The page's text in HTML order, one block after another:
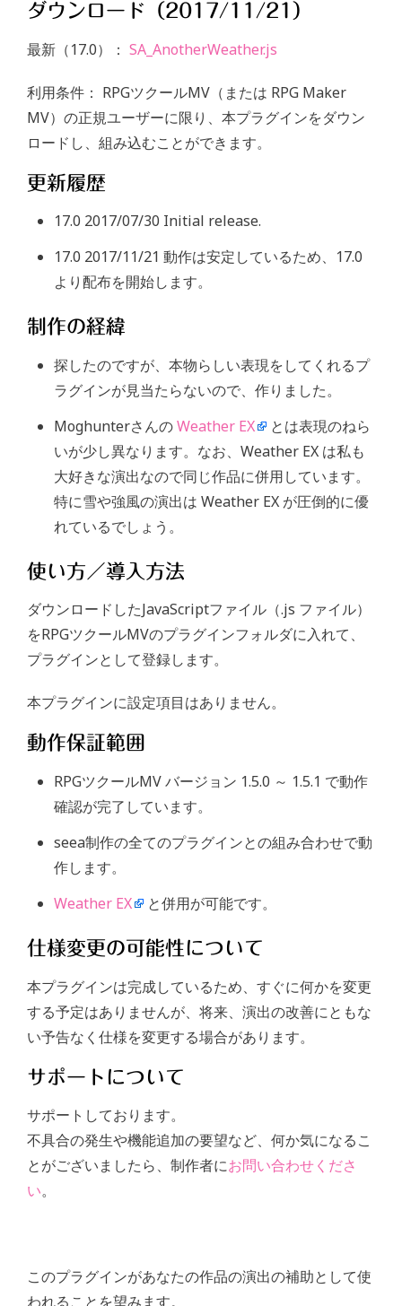
ダウンロード（2017/11/21）
最新（17.0）： SA_AnotherWeather.js
利用条件： RPGツクールMV（または RPG Maker
MV）の正規ユーザーに限り、本プラグインをダウン
ロードし、組み込むことができます。
更新履歴
17.0 2017/07/30 Initial release.
17.0 2017/11/21 動作は安定しているため、17.0
より配布を開始します。
制作の経緯
探したのですが、本物らしい表現をしてくれるプ
ラグインが見当たらないので、作りました。
MoghunterさんのWeather EX
とは表現のねら
いが少し異なります。なお、Weather EX は私も
大好きな演出なので同じ作品に併用しています。
特に雪や強風の演出は Weather EX が圧倒的に優
れているでしょう。
使い方／導入方法
ダウンロードしたJavaScriptファイル（.js ファイル）
をRPGツクールMVのプラグインフォルダに入れて、
プラグインとして登録します。
本プラグインに設定項目はありません。
動作保証範囲
RPGツクールMV バージョン 1.5.0 ～ 1.5.1 で動作
確認が完了しています。
seea制作の全てのプラグインとの組み合わせで動
作します。
Weather EX
と併用が可能です。
仕様変更の可能性について
本プラグインは完成しているため、すぐに何かを変更
する予定はありませんが、将来、演出の改善にともな
い予告なく仕様を変更する場合があります。
サポートについて
サポートしております。
不具合の発生や機能追加の要望など、何か気になるこ
とがございましたら、制作者にお問い合わせくださ
い。
このプラグインがあなたの作品の演出の補助として使
われることを望みます。